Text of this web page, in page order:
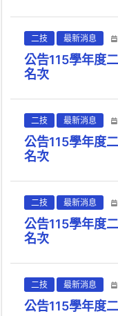
二技 最新消息
公告115學年度
名次
二技 最新消息
公告115學年度
名次
二技 最新消息
公告115學年度
名次
二技 最新消息
公告115學年度